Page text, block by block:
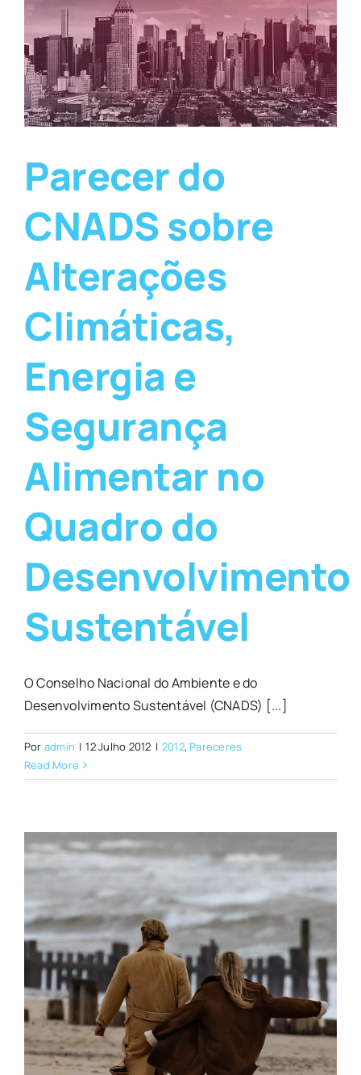
Parecer do
CNADS sobre
Alterações
Climáticas,
Energia e
Segurança
Alimentar no
Quadro do
Desenvolvimento
Sustentável
O Conselho Nacional do Ambiente e do
Desenvolvimento Sustentável (CNADS) [...]
Por admin | 12 Julho 2012 | 2012, Pareceres
Read More